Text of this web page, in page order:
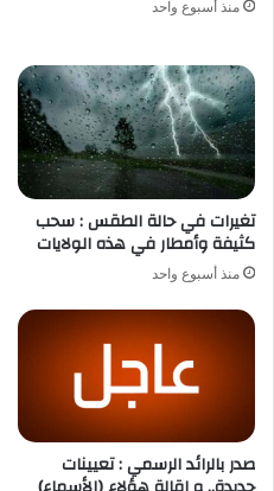
منذ أسبوع واحد
تغيرات في حالة الطقس : سحب
كثيفة وأمطار في هذه الولايات
منذ أسبوع واحد
صدر بالرائد الرسمي : تعيينات